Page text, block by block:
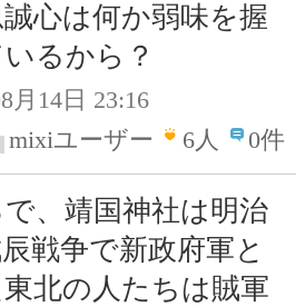
心は何か弱味を握
るから？
月14日 23:16
mixiユーザー
6人 0件
、靖国神社は明治
戦争で新政府軍と
北の人たちは賊軍